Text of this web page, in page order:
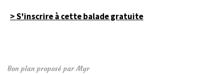
> S'inscrire à cette balade gratuite
Bon plan proposé par Myr